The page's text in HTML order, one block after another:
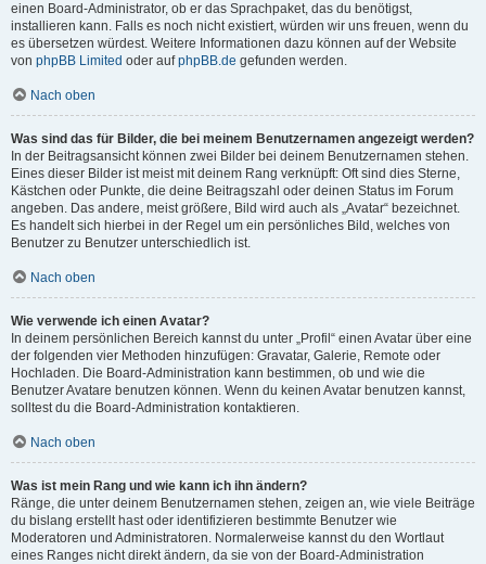
einen Board-Administrator, ob er das Sprachpaket, das du benötigst,
installieren kann. Falls es noch nicht existiert, würden wir uns freuen, wenn du
es übersetzen würdest. Weitere Informationen dazu können auf der Website
von phpBB Limited oder aufphpBB.de gefunden werden.
Nach oben
Was sind das für Bilder, die bei meinem Benutzernamen angezeigt werden?
In der Beitragsansicht können zwei Bilder bei deinem Benutzernamen stehen.
Eines dieser Bilder ist meist mit deinem Rang verknüpft: Oft sind dies Sterne,
Kästchen oder Punkte, die deine Beitragszahl oder deinen Status im Forum
angeben. Das andere, meist größere, Bild wird auch als „Avatar“ bezeichnet.
Es handelt sich hierbei in der Regel um ein persönliches Bild, welches von
Benutzer zu Benutzer unterschiedlich ist.
Nach oben
Wie verwende ich einen Avatar?
In deinem persönlichen Bereich kannst du unter „Profil“ einen Avatar über eine
der folgenden vier Methoden hinzufügen: Gravatar, Galerie, Remote oder
Hochladen. Die Board-Administration kann bestimmen, ob und wie die
Benutzer Avatare benutzen können. Wenn du keinen Avatar benutzen kannst,
solltest du die Board-Administration kontaktieren.
Nach oben
Was ist mein Rang und wie kann ich ihn ändern?
Ränge, die unter deinem Benutzernamen stehen, zeigen an, wie viele Beiträge
du bislang erstellt hast oder identifizieren bestimmte Benutzer wie
Moderatoren und Administratoren. Normalerweise kannst du den Wortlaut
eines Ranges nicht direkt ändern, da sie von der Board-Administration